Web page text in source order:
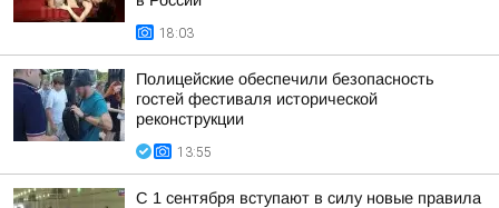
18:03
Полицейские обеспечили безопасность
гостей фестиваля исторической
реконструкции
13:55
С 1 сентября вступают в силу новые правила